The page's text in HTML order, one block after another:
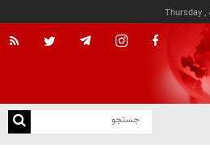
Thursday ,